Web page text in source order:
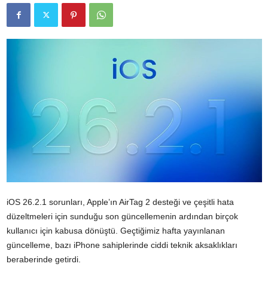
iOS 26.2.1 sorunları, Apple’ın AirTag 2 desteği ve çeşitli hata
düzeltmeleri için sunduğu son güncellemenin ardından birçok
kullanıcı için kabusa dönüştü. Geçtiğimiz hafta yayınlanan
güncelleme, bazı iPhone sahiplerinde ciddi teknik aksaklıkları
beraberinde getirdi.